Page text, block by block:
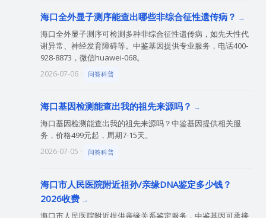
海口全外显子测序能查出哪些非综合征性遗传病？
海口全外显子测序可检测多种非综合征性遗传病，如先天性代
谢异常、神经发育障碍等。中鉴基因提供专业服务，电话400-
928-8873，微信huawei-068。
2026-07-06 · 问答科普
海口基因检测能查出我的祖先来源吗？
海口基因检测能查出我的祖先来源吗？中鉴基因提供相关服
务，价格499元起，周期7-15天。
2026-07-05 · 问答科普
海口市人民医院附近祖孙/亲缘DNA鉴定多少钱？
2026收费
海口市人民医院附近提供亲缘关系鉴定服务，中鉴基因可承接